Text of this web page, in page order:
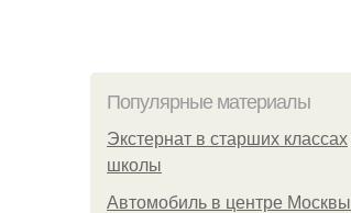
Популярные материалы
Экстернат в старших классах
школы
Автомобиль в центре Москвы